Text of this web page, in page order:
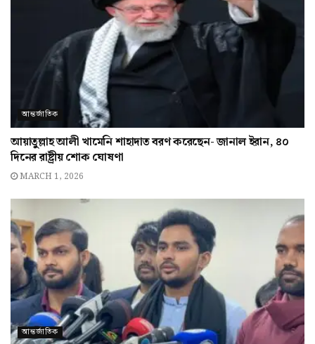
আন্তর্জাতিক
আয়াতুল্লাহ আলী খামেনি শাহাদাত বরণ করেছেন- জানাল ইরান, ৪০
দিনের রাষ্ট্রীয় শোক ঘোষণা
MARCH 1, 2026
আন্তর্জাতিক